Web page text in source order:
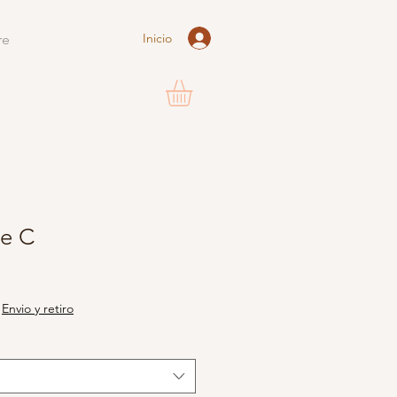
Inicio
C
Envio y retiro